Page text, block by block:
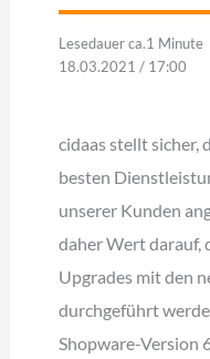
Lesedauer ca.1 Minute
18.03.2021 / 17:00
cidaas stellt sicher,
besten
unserer Kunden
daher Wert darauf,
Upgrades mit den
durchgeführt
Shopware-Version